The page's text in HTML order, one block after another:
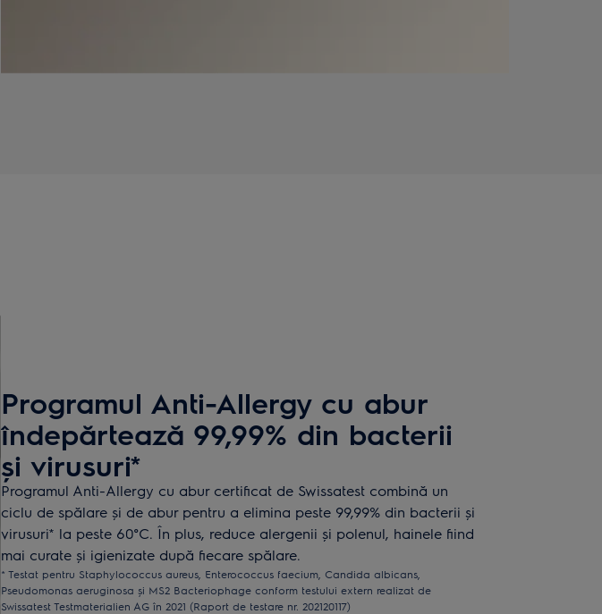
Programul Anti-Allergy cu abur
îndepărtează 99,99% din bacterii
și virusuri*
Programul Anti-Allergy cu abur certificat de Swissatest combină un
ciclu de spălare și de abur pentru a elimina peste 99,99% din bacterii și
virusuri* la peste 60°C. În plus, reduce alergenii și polenul, hainele fiind
mai curate și igienizate după fiecare spălare.
* Testat pentru Staphylococcus aureus, Enterococcus faecium, Candida albicans,
Pseudomonas aeruginosa și MS2 Bacteriophage conform testului extern realizat de
Swissatest Testmaterialien AG în 2021 (Raport de testare nr. 202120117)